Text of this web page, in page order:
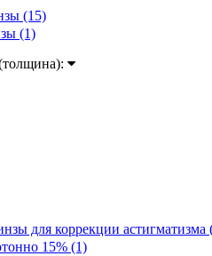
(15)
(1)
для коррекции астигматизма
15% (1)